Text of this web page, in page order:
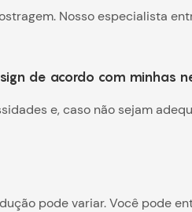
Nosso especialista
de acordo com minhas
e, caso não sejam
pode variar. Você pode